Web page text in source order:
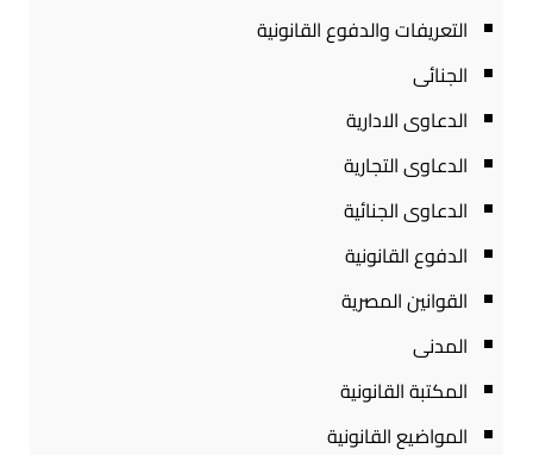
التعريفات والدفوع القانونية
الجنائى
الدعاوى الادارية
الدعاوى التجارية
الدعاوى الجنائية
الدفوع القانونية
القوانين المصرية
المدنى
المكتبة القانونية
المواضيع القانونية